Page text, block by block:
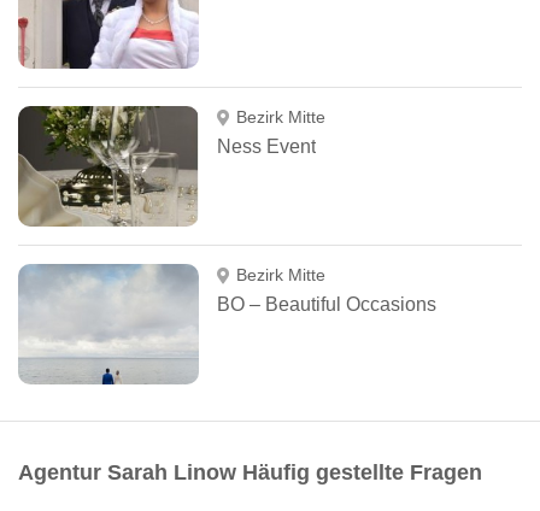
Bezirk Mitte
Ness Event
Bezirk Mitte
BO – Beautiful Occasions
Agentur Sarah Linow Häufig gestellte Fragen